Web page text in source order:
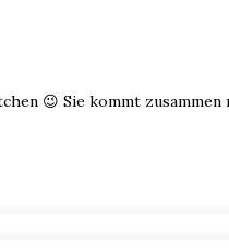
😉 Sie kommt